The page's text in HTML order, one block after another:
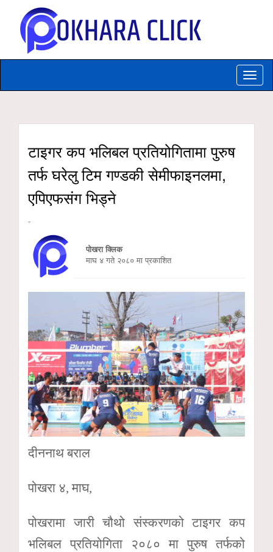
Toggle
टाइगर कप भलिबल प्रतियोगितामा पुरुष
तर्फ घरेलु टिम गण्डकी सेमीफाइनलमा,
एपिएफसंग भिड्ने
-
पोखरा क्लिक
माघ ४ गते २०८० मा प्रकाशित
दीननाथ बराल
पोखरा ४, माघ,
पोखरामा जारी चौथो संस्करणको टाइगर कप
भलिबल प्रतियोगिता २०८० मा पुरुष तर्फको